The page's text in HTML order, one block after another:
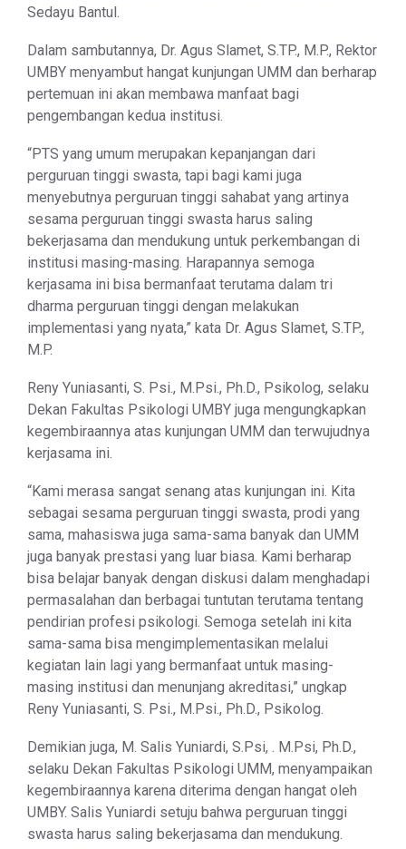
Sedayu Bantul.
Dalam sambutannya, Dr. Agus Slamet, S.TP., M.P., Rektor
UMBY menyambut hangat kunjungan UMM dan berharap
pertemuan ini akan membawa manfaat bagi
pengembangan kedua institusi.
“PTS yang umum merupakan kepanjangan dari
perguruan tinggi swasta, tapi bagi kami juga
menyebutnya perguruan tinggi sahabat yang artinya
sesama perguruan tinggi swasta harus saling
bekerjasama dan mendukung untuk perkembangan di
institusi masing-masing. Harapannya semoga
kerjasama ini bisa bermanfaat terutama dalam tri
dharma perguruan tinggi dengan melakukan
implementasi yang nyata,” kata Dr. Agus Slamet, S.TP.,
M.P.
Reny Yuniasanti, S. Psi., M.Psi., Ph.D., Psikolog, selaku
Dekan Fakultas Psikologi UMBY juga mengungkapkan
kegembiraannya atas kunjungan UMM dan terwujudnya
kerjasama ini.
“Kami merasa sangat senang atas kunjungan ini. Kita
sebagai sesama perguruan tinggi swasta, prodi yang
sama, mahasiswa juga sama-sama banyak dan UMM
juga banyak prestasi yang luar biasa. Kami berharap
bisa belajar banyak dengan diskusi dalam menghadapi
permasalahan dan berbagai tuntutan terutama tentang
pendirian profesi psikologi. Semoga setelah ini kita
sama-sama bisa mengimplementasikan melalui
kegiatan lain lagi yang bermanfaat untuk masing-
masing institusi dan menunjang akreditasi,” ungkap
Reny Yuniasanti, S. Psi., M.Psi., Ph.D., Psikolog.
Demikian juga, M. Salis Yuniardi, S.Psi, . M.Psi, Ph.D.,
selaku Dekan Fakultas Psikologi UMM, menyampaikan
kegembiraannya karena diterima dengan hangat oleh
UMBY. Salis Yuniardi setuju bahwa perguruan tinggi
swasta harus saling bekerjasama dan mendukung.